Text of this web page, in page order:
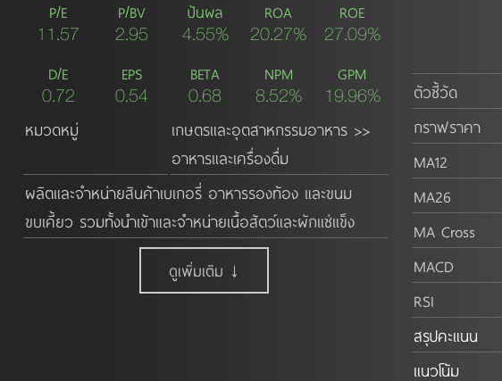
P/E
11.57
P/BV
2.95
ปันผล
4.55%
ROA
20.27%
ROE
27.09%
D/E
0.72
EPS
0.54
BETA
0.68
NPM
8.52%
GPM
19.96%
หมวดหมู่
เกษตรและอุตสาหกรรมอาหาร >>
อาหารและเครื่องดื่ม
ผลิตและจำหน่ายสินค้าเบเกอรี่ อาหารรองท้อง และขนม
ขบเคี้ยว รวมทั้งนำเข้าและจำหน่ายเนื้อสัตว์และผักแช่แข็ง
ดูเพิ่มเติม ↓
ตัวชี้วัด
กราฟราคา
MA12
MA26
MA Cross
MACD
RSI
สรุปคะแนน
แนวโน้ม